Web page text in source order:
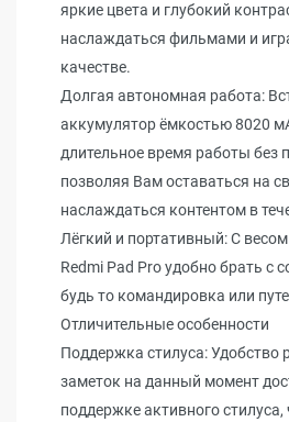
яркие цвета и глубокий
наслаждаться фильмами и
качестве.
Долгая автономная работа:
аккумулятор ёмкостью 8020
длительное время работы без
позволяя Вам оставаться на
наслаждаться контентом в
Лёгкий и портативный: С
Redmi Pad Pro удобно брать с
будь то командировка или
Отличительные особенности
Поддержка стилуса: Удобство
заметок на данный момент
поддержке активного